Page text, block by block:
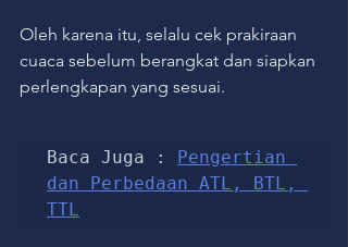
Oleh karena itu, selalu cek prakiraan
cuaca sebelum berangkat dan siapkan
perlengkapan yang sesuai.
Baca Juga : Pengertian
dan Perbedaan ATL, BTL,
TTL